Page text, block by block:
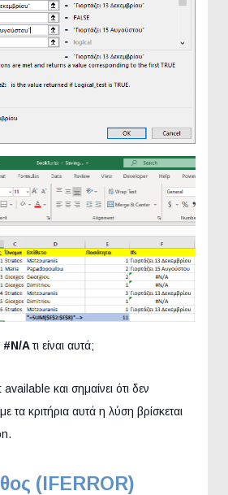
#N/A τι είναι αυτά;
και σημαίνει ότι δεν
τα κριτήρια αυτά η λύση βρίσκεται
(IFERROR)